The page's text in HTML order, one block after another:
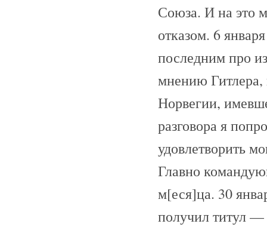
Союза. И на это
отказом. 6
последним про
мнению Гитлера,
Норвегии,
разговора я
удовлетворить
Главно
м[еся]ца. 30
получил титул —